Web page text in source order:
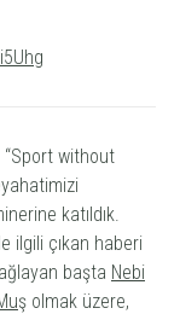
without
katıldık.
ilgili çıkan haberi
başta Nebi
ş olmak üzere,